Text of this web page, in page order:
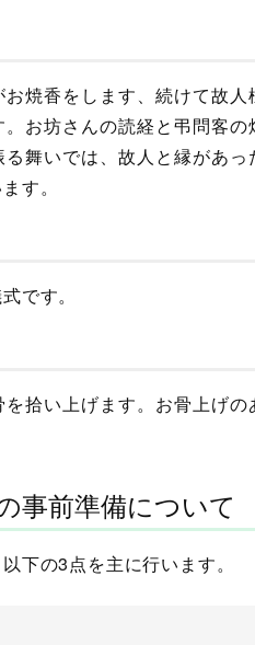
焼香をします、続けて故
お坊さんの読経と弔問客
舞いでは、故人と縁があ
す。
です。
拾い上げます。お骨上げ
事前準備について
下の3点を主に行います。